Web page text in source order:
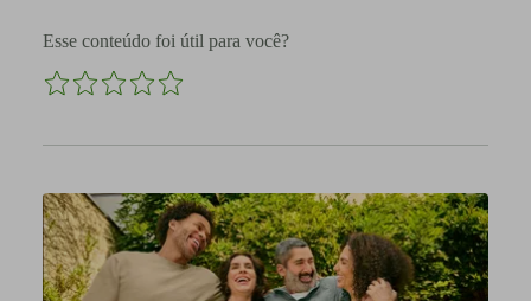
Esse conteúdo foi útil para você?